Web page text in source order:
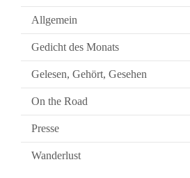
Allgemein
Gedicht des Monats
Gelesen, Gehört, Gesehen
On the Road
Presse
Wanderlust